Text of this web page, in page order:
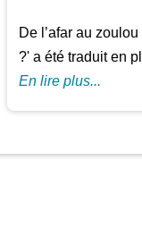
De l’afar au
?' a été traduit en
En lire plus...